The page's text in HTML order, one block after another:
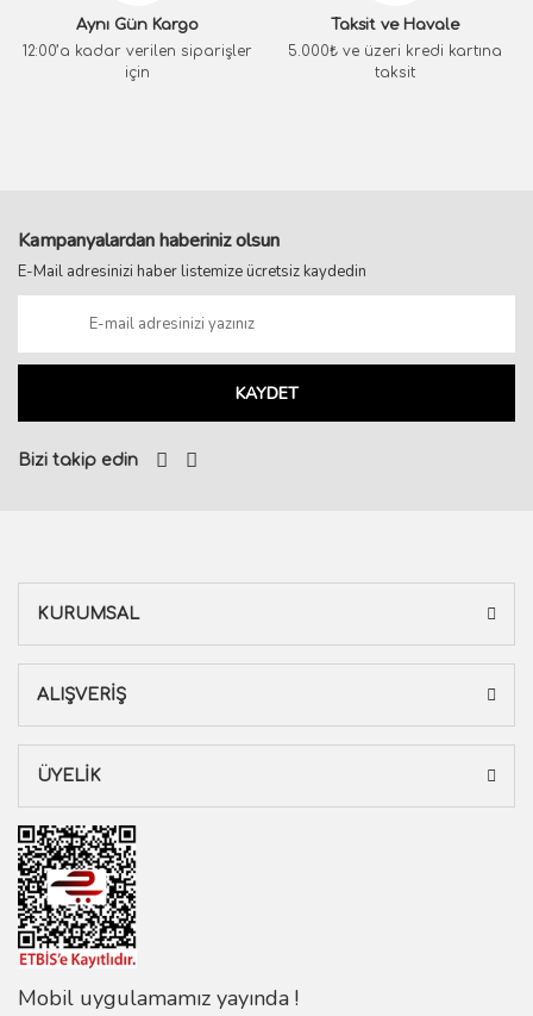
Aynı Gün Kargo
12:00’a kadar verilen siparişler
için
Taksit ve Havale
5.000₺ ve üzeri kredi kartına
taksit
Kampanyalardan haberiniz olsun
E-Mail adresinizi haber listemize ücretsiz kaydedin
KAYDET
Bizi takip edin
KURUMSAL
ALIŞVERİŞ
ÜYELİK
Mobil uygulamamız yayında !